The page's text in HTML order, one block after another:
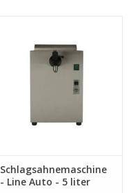
Schlagsahnemaschine
- Line Auto - 5 liter